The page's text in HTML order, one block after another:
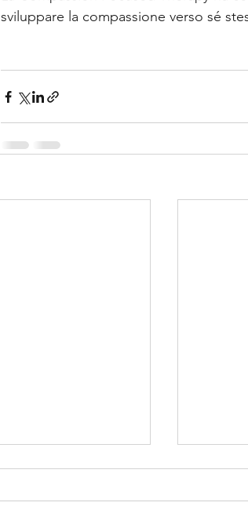
sviluppare la compassione verso sé